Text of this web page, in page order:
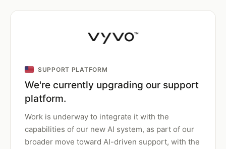
SUPPORT PLATFORM
We're currently upgrading our support
platform.
Work is underway to integrate it with the
capabilities of our new AI system, as part of our
broader move toward AI-driven support, with the